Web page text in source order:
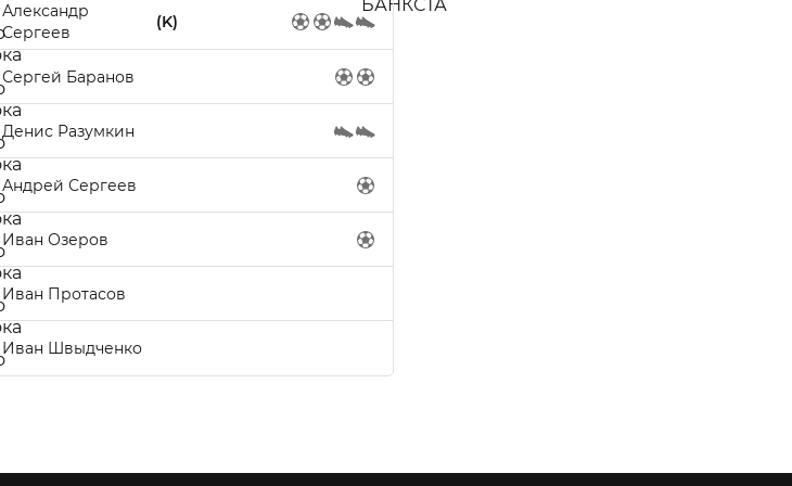
Александр
Сергеев
(K)
Сергей Баранов
Денис Разумкин
Андрей Сергеев
Иван Озеров
Иван Протасов
Иван Швыдченко